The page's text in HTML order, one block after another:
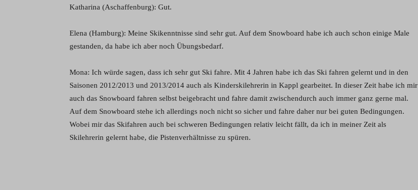
Katharina (Aschaffenburg): Gut.
Elena (Hamburg): Meine Skikenntnisse sind sehr gut. Auf dem Snowboard habe ich auch schon einige Male
gestanden, da habe ich aber noch Übungsbedarf.
Mona: Ich würde sagen, dass ich sehr gut Ski fahre. Mit 4 Jahren habe ich das Ski fahren gelernt und in den
Saisonen 2012/2013 und 2013/2014 auch als Kinderskilehrerin in Kappl gearbeitet. In dieser Zeit habe ich mir
auch das Snowboard fahren selbst beigebracht und fahre damit zwischendurch auch immer ganz gerne mal.
Auf dem Snowboard stehe ich allerdings noch nicht so sicher und fahre daher nur bei guten Bedingungen.
Wobei mir das Skifahren auch bei schweren Bedingungen relativ leicht fällt, da ich in meiner Zeit als
Skilehrerin gelernt habe, die Pistenverhältnisse zu spüren.